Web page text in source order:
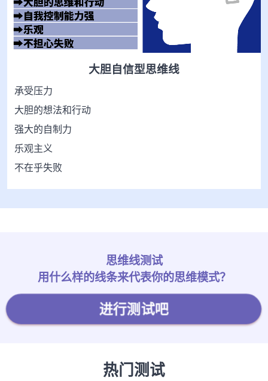
大胆自信型思维线
承受压力
大胆的想法和行动
强大的自制力
乐观主义
不在乎失败
思维线测试
用什么样的线条来代表你的思维模式？
进行测试吧
热门测试